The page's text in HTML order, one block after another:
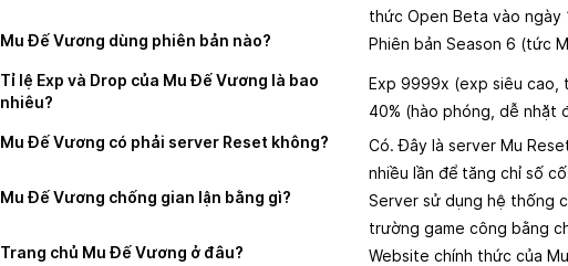
thức Open Beta vào ngày
Mu Đế Vương dùng phiên bản nào?
Phiên bản Season 6 (tức
Tỉ lệ Exp và Drop của Mu Đế Vương là bao
nhiêu?
Exp 9999x (exp siêu cao,
40% (hào phóng, dễ nhặt
Mu Đế Vương có phải server Reset không?
Có. Đây là server Mu
nhiều lần để tăng chỉ số
Mu Đế Vương chống gian lận bằng gì?
Server sử dụng hệ thống
trường game công bằng
Trang chủ Mu Đế Vương ở đâu?
Website chính thức của